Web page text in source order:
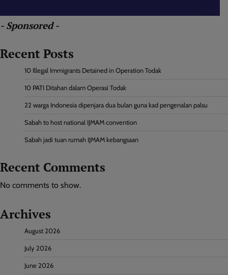
- Sponsored -
Recent Posts
10 Illegal Immigrants Detained in Operation Todak
10 PATI Ditahan dalam Operasi Todak
22 warga Indonesia dipenjara dua bulan guna kad pengenalan palsu
Sabah to host national IJMAM convention
Sabah jadi tuan rumah IJMAM kebangsaan
Recent Comments
No comments to show.
Archives
August 2026
July 2026
June 2026